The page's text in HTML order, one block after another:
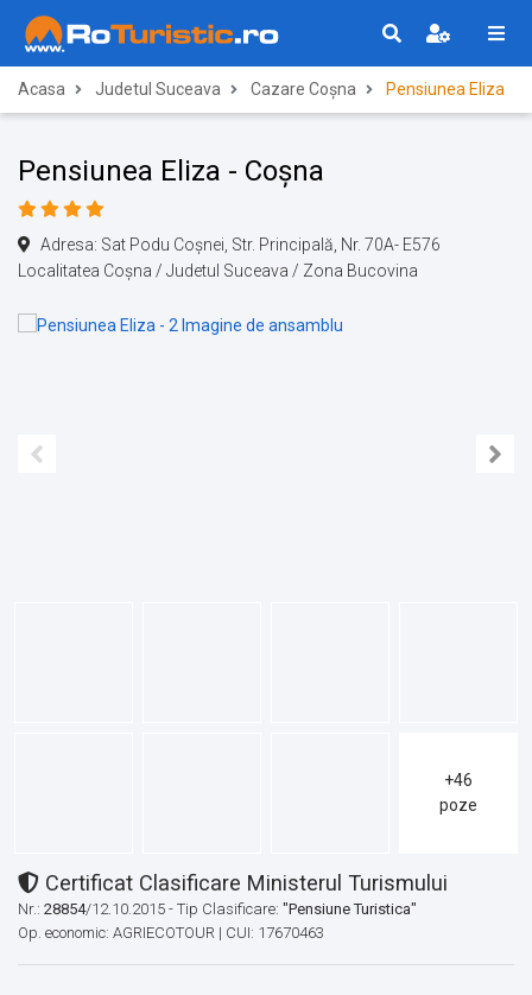
Acasa Judetul Suceava Cazare Coșna Pensiunea Eliza
Pensiunea Eliza - Coșna
Adresa: Sat Podu Coșnei, Str. Principală, Nr. 70A- E576
Localitatea Coșna / Judetul Suceava / Zona Bucovina
+46
poze
Certificat Clasificare Ministerul Turismului
Nr.: 28854/12.10.2015 - Tip Clasificare: "Pensiune Turistica"
Op. economic: AGRIECOTOUR | CUI: 17670463